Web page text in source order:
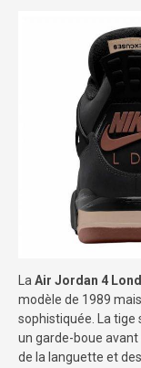
La Air Jordan 4
modèle de 1989
sophistiquée. La tige
un garde-boue avant
de la languette et